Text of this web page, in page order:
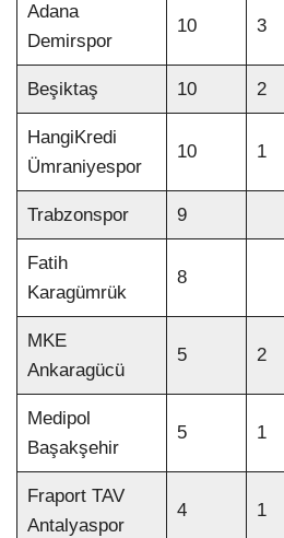
Adana
Demirspor
10 3
Beşiktaş 10 2
HangiKredi
Ümraniyespor
10 1
Trabzonspor 9
Fatih
Karagümrük
8
MKE
Ankaragücü
5 2
Medipol
Başakşehir
5 1
Fraport TAV
Antalyaspor
4 1